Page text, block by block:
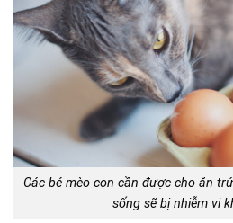
Các bé mèo con cần được cho ăn
sống sẽ bị nhiễm vi